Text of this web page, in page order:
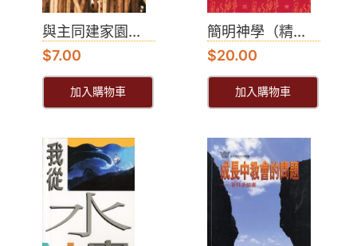
與主同建家園...
$7.00
加入購物車
簡明神學（精...
$20.00
加入購物車